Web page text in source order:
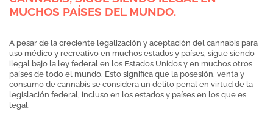
MUCHOS PAÍSES DEL MUNDO.
A pesar de la creciente legalización y aceptación del cannabis para
uso médico y recreativo en muchos estados y países, sigue siendo
ilegal bajo la ley federal en los Estados Unidos y en muchos otros
países de todo el mundo. Esto significa que la posesión, venta y
consumo de cannabis se considera un delito penal en virtud de la
legislación federal, incluso en los estados y países en los que es
legal.